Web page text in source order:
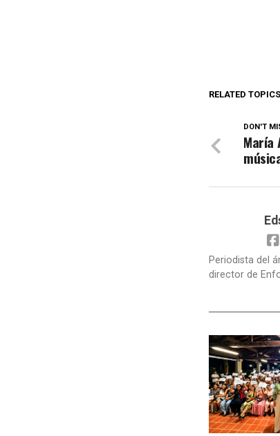
RELATED
DON'T
María
Periodista del
director de